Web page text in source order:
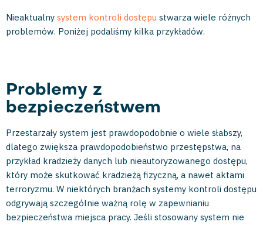
Nieaktualny system kontroli dostępu stwarza wiele różnych
problemów. Poniżej podaliśmy kilka przykładów.
Problemy z
bezpieczeństwem
Przestarzały system jest prawdopodobnie o wiele słabszy,
dlatego zwiększa prawdopodobieństwo przestępstwa, na
przykład kradzieży danych lub nieautoryzowanego dostępu,
który może skutkować kradzieżą fizyczną, a nawet aktami
terroryzmu. W niektórych branżach systemy kontroli dostępu
odgrywają szczególnie ważną rolę w zapewnianiu
bezpieczeństwa miejsca pracy. Jeśli stosowany system nie